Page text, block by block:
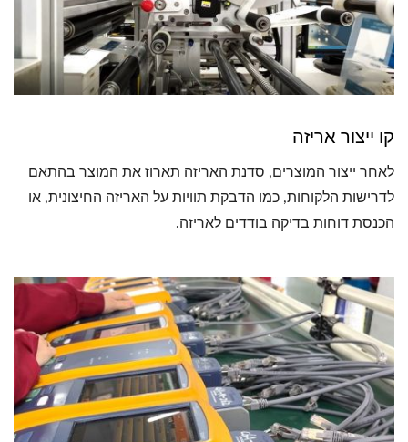
קו ייצור אריזה
לאחר ייצור המוצרים, סדנת האריזה תארוז את המוצר בהתאם
לדרישות הלקוחות, כמו הדבקת תוויות על האריזה החיצונית, או
הכנסת דוחות בדיקה בודדים לאריזה.